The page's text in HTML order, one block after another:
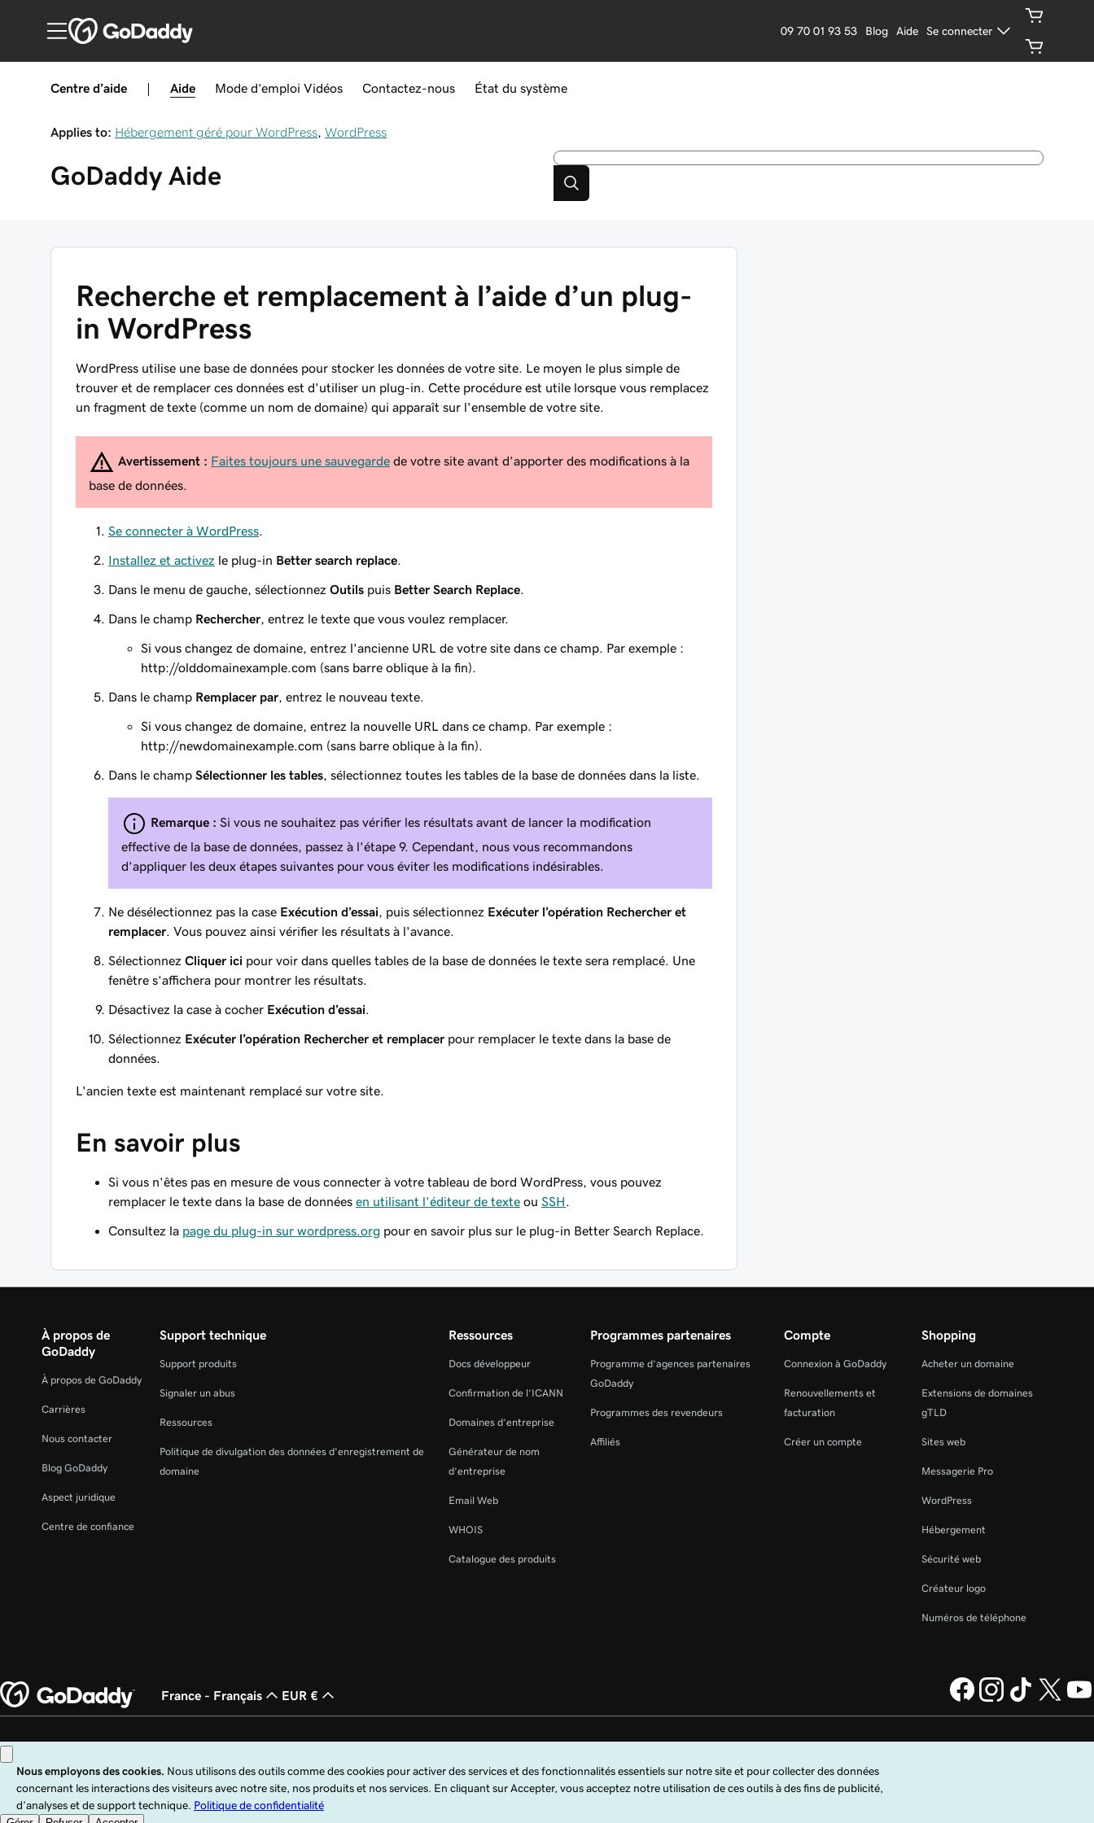
09 70 01 93 53 Blog Aide Se connecter
Centre d’aide Aide Mode d’emploi Vidéos Contactez-nous État du système
Applies to: Hébergement géré pour WordPress WordPress
GoDaddy Aide
Recherche et remplacement à l’aide d’un plug-
in WordPress
WordPress utilise une base de données pour stocker les données de votre site. Le moyen le plus simple de
trouver et de remplacer ces données est d'utiliser un plug-in. Cette procédure est utile lorsque vous remplacez
un fragment de texte (comme un nom de domaine) qui apparaît sur l'ensemble de votre site.
Avertissement : Faites toujours une sauvegarde de votre site avant d’apporter des modifications à la
base de données.
Se connecter à WordPress
Installez et activez le plug-in Better search replace
Dans le menu de gauche, sélectionnez Outils puis Better Search Replace
Dans le champ Rechercher , entrez le texte que vous voulez remplacer.
Si vous changez de domaine, entrez l'ancienne URL de votre site dans ce champ. Par exemple :
http://olddomainexample.com (sans barre oblique à la fin).
Dans le champ Remplacer par , entrez le nouveau texte.
Si vous changez de domaine, entrez la nouvelle URL dans ce champ. Par exemple :
http://newdomainexample.com (sans barre oblique à la fin).
Dans le champ Sélectionner les tables , sélectionnez toutes les tables de la base de données dans la liste.
Remarque : Si vous ne souhaitez pas vérifier les résultats avant de lancer la modification
effective de la base de données, passez à l'étape 9. Cependant, nous vous recommandons
d’appliquer les deux étapes suivantes pour vous éviter les modifications indésirables.
Ne désélectionnez pas la case Exécution d’essai , puis sélectionnez Exécuter l’opération Rechercher et
remplacer . Vous pouvez ainsi vérifier les résultats à l'avance.
Sélectionnez Cliquer ici pour voir dans quelles tables de la base de données le texte sera remplacé. Une
fenêtre s’affichera pour montrer les résultats.
Désactivez la case à cocher Exécution d’essai
Sélectionnez Exécuter l’opération Rechercher et remplacer pour remplacer le texte dans la base de
données.
L'ancien texte est maintenant remplacé sur votre site.
En savoir plus
Si vous n'êtes pas en mesure de vous connecter à votre tableau de bord WordPress, vous pouvez
remplacer le texte dans la base de données en utilisant l'éditeur de texte ou SSH
Consultez la page du plug-in sur wordpress.org pour en savoir plus sur le plug-in Better Search Replace.
À propos de
GoDaddy
À propos de GoDaddy
Carrières
Nous contacter
Blog GoDaddy
Aspect juridique
Centre de confiance
Support technique
Support produits
Signaler un abus
Ressources
Politique de divulgation des données d'enregistrement de
domaine
Ressources
Docs développeur
Confirmation de l’ICANN
Domaines d’entreprise
Générateur de nom
d’entreprise
Email Web
WHOIS
Catalogue des produits
Programmes partenaires
Programme d’agences partenaires
GoDaddy
Programmes des revendeurs
Affiliés
Compte
Connexion à GoDaddy
Renouvellements et
facturation
Créer un compte
Shopping
Acheter un domaine
Extensions de domaines
gTLD
Sites web
Messagerie Pro
WordPress
Hébergement
Sécurité web
Créateur logo
Numéros de téléphone
France - Français EUR €
Ne revendez pas mes informations personnelles
Copyright © 1999 - 2026 GoDaddy Operating Company, LLC. Tous droits réservés. Le terme GoDaddy est une marque déposée de GoDaddy Operating Company, LLC aux États-Unis
et dans d’autres pays. Le logo « GO » est une marque déposée de GoDaddy.com, LLC aux États-Unis.
Ce site est régi par des conditions d’utilisation expresses. En utilisant ce site, vous indiquez accepter ces Conditions universelles d’utilisation